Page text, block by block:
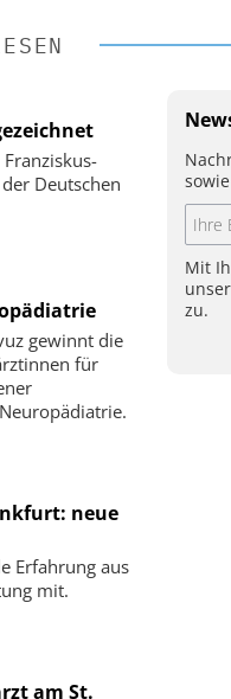
Deutschen
gewinnt die
für
neue
Erfahrung aus
mit.
am St.
Mit
zu.